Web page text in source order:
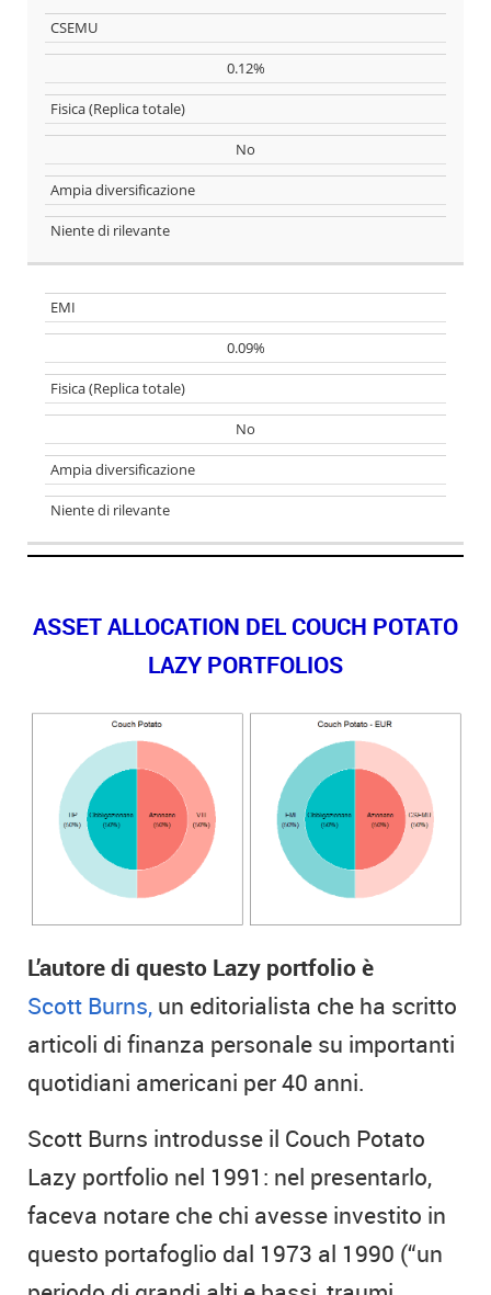
CARATTERISTICHE
DEGLI ETF CHE
COMPONGONO IL
COUCH POTATO
Ticker
Replica
PRO
CSEMU
0.12%
Fisica (Replica totale)
No
Ampia diversificazione
Niente di rilevante
EMI
0.09%
Fisica (Replica totale)
No
Ampia diversificazione
Niente di rilevante
ASSET ALLOCATION DEL COUCH POTATO
LAZY PORTFOLIOS
L’autore di questo Lazy portfolio è
Scott Burns, un editorialista che ha scritto
articoli di finanza personale su importanti
quotidiani americani per 40 anni.
Scott Burns introdusse il Couch Potato
Lazy portfolio nel 1991: nel presentarlo,
faceva notare che chi avesse investito in
questo portafoglio dal 1973 al 1990 (“un